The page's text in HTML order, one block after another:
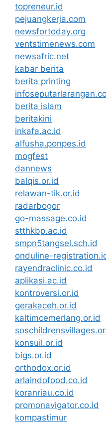
topreneur.id
pejuangkerja.com
newsfortoday.org
ventstimenews.com
newsafric.net
kabar berita
berita printing
berita islam
beritakini
inkafa.ac.id
alfusha.ponpes.id
mogfest
dannews
balqis.or.id
relawan-tik.or.id
radarbogor
go-massage.co.id
stthkbp.ac.id
smpn5tangsel.sch.id
onduline-
rayendraclinic.co.id
aplikasi.ac.id
kontroversi.or.id
gerakaceh.or.id
kaltimcemerlang.or.id
konsuil.or.id
bigs.or.id
orthodox.or.id
arlaindofood.co.id
koranriau.co.id
promonavigator.co.id
kompastimur